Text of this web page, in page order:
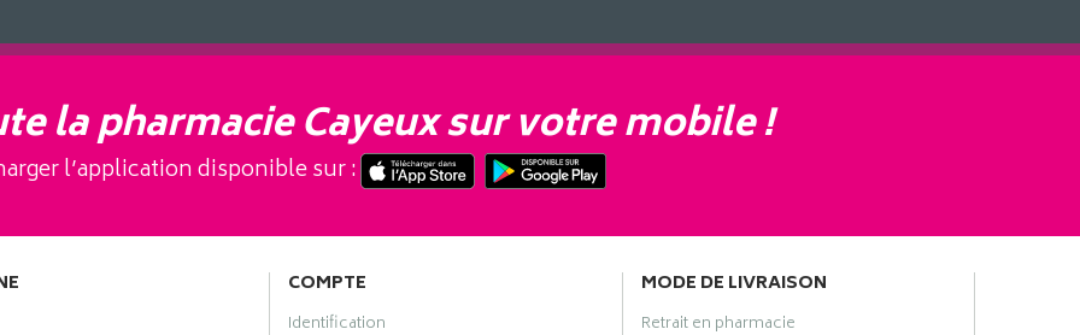
la pharmacie Cayeux sur votre mobile !
l’application disponible sur :
COMPTE
Identification
MODE DE LIVRAISON
Retrait en pharmacie